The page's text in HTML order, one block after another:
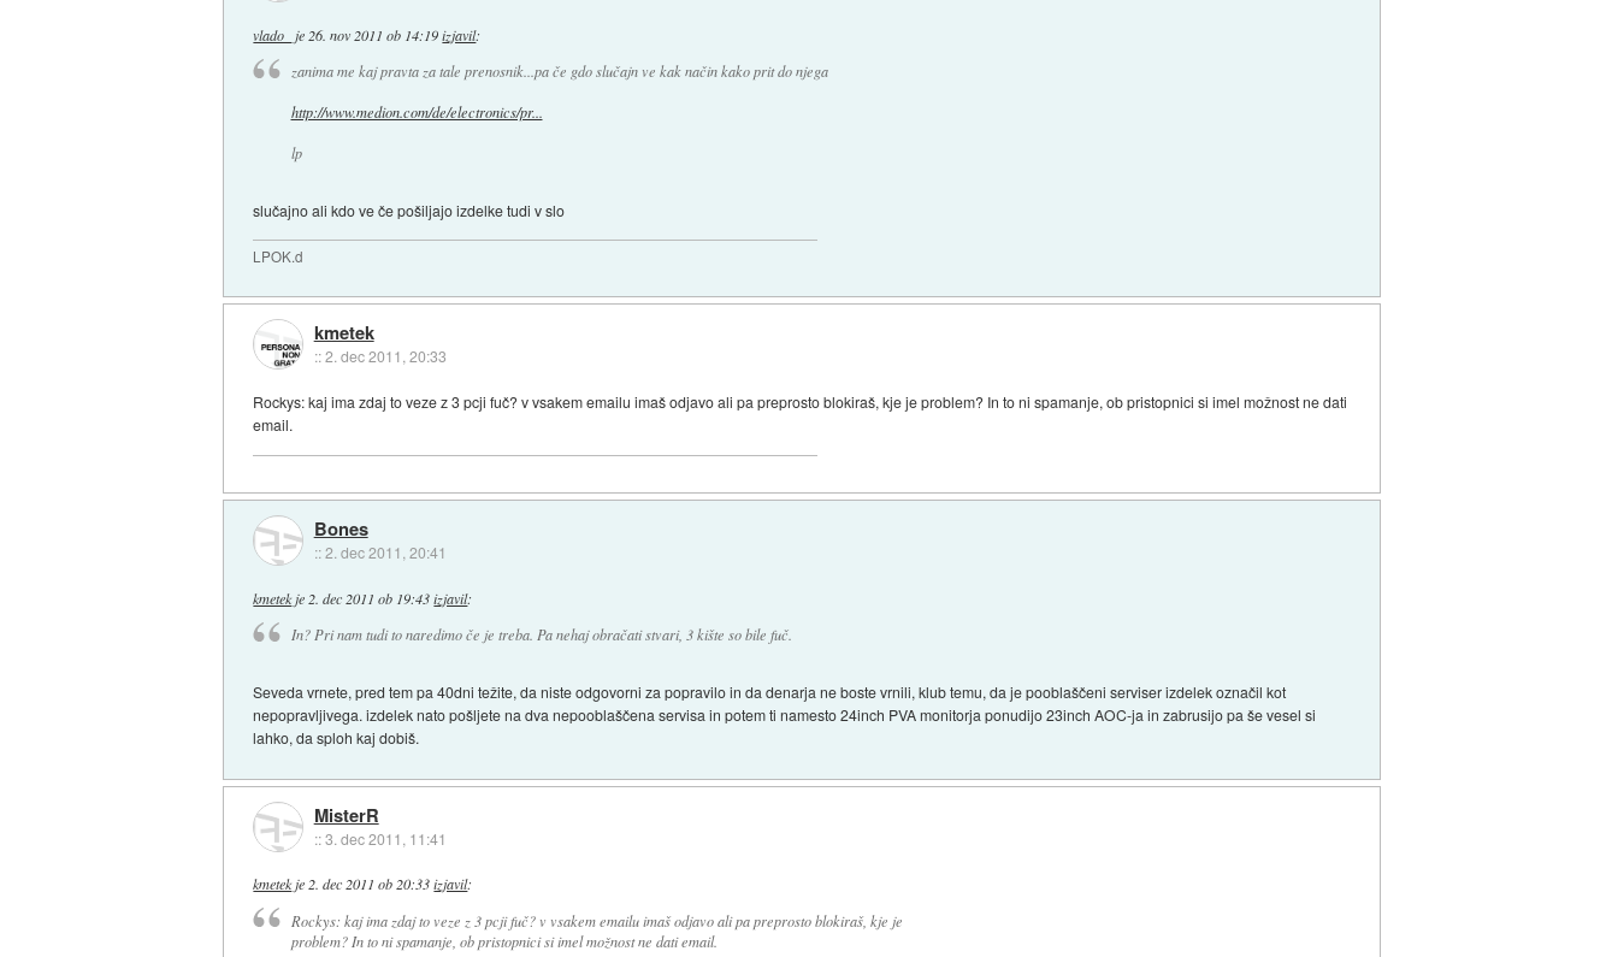
vlado_ je 26. nov 2011 ob 14:19 izjavil:
zanima me kaj pravta za tale prenosnik...pa če gdo slučajn ve kak način kako prit do njega
http://www.medion.com/de/electronics/pr...
lp
slučajno ali kdo ve če pošiljajo izdelke tudi v slo
LPOK.d
kmetek
::2. dec 2011, 20:33
Rockys: kaj ima zdaj to veze z 3 pcji fuč? v vsakem emailu imaš odjavo ali pa preprosto blokiraš, kje je problem? In to ni spamanje, ob pristopnici si imel možnost ne dati
email.
Bones
::2. dec 2011, 20:41
kmetekje 2. dec 2011 ob 19:43 izjavil:
In? Pri nam tudi to naredimo če je treba. Pa nehaj obračati stvari, 3 kište so bile fuč.
Seveda vrnete, pred tem pa 40dni težite, da niste odgovorni za popravilo in da denarja ne boste vrnili, klub temu, da je pooblaščeni serviser izdelek označil kot
nepopravljivega. izdelek nato pošljete na dva nepooblaščena servisa in potem ti namesto 24inch PVA monitorja ponudijo 23inch AOC-ja in zabrusijo pa še vesel si
lahko, da sploh kaj dobiš.
MisterR
::3. dec 2011, 11:41
kmetekje2. dec 2011 ob 20:33 izjavil:
Rockys: kaj ima zdaj to veze z 3 pcji fuč? v vsakem emailu imaš odjavo ali pa preprosto blokiraš, kje je
problem? In to ni spamanje, ob pristopnici si imel možnost ne dati email.